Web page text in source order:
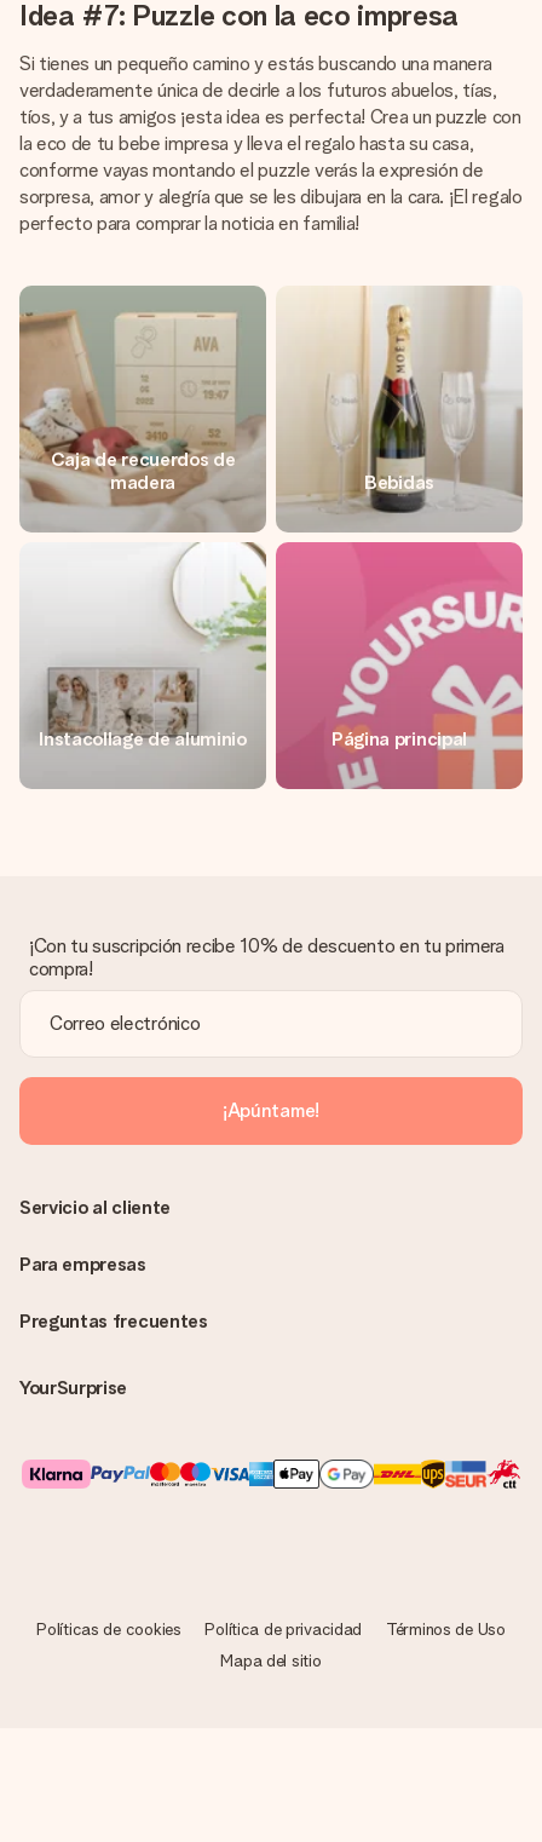
Idea #7: Puzzle con la eco impresa
Si tienes un pequeño camino y estás buscando una manera
verdaderamente única de decirle a los futuros abuelos, tías,
tíos, y a tus amigos ¡esta idea es perfecta! Crea un puzzle con
la eco de tu bebe impresa y lleva el regalo hasta su casa,
conforme vayas montando el puzzle verás la expresión de
sorpresa, amor y alegría que se les dibujara en la cara. ¡El regalo
perfecto para comprar la noticia en familia!
Caja de recuerdos de
madera
Bebidas
Instacollage de aluminio Página principal
¡Con tu suscripción recibe 10% de descuento en tu primera
compra!
¡Apúntame!
Preguntas frecuentes
YourSurprise
Servicio al cliente
Para empresas
Políticas de cookies Política de privacidad
Términos de Uso
Mapa del sitio